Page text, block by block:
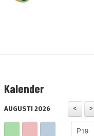
Kalender
AUGUSTI 2026